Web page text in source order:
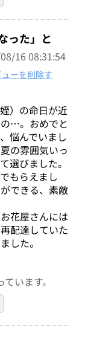
った」と
16 08:31:54
ーを削除す
）の命日が近
…。おめでと
悩んでいまし
の雰囲気いっ
選びました。
もらえまし
できる、素敵
花屋さんには
配達していた
した。
います。